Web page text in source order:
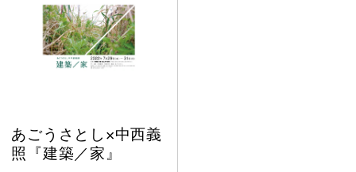
る新たなまちづくりが始まろうと
している東九条のまちの変遷を重
ね合わせて、過去・現在・未来を
見つめる企画。
あごうさとし×中西義
照『建築／家』